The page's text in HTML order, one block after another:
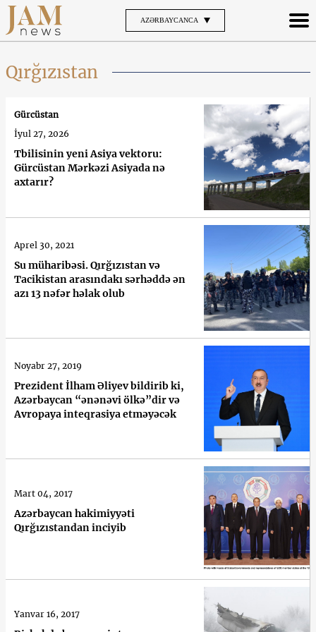
AZƏRBAYCANCA
Qırğızıstan
Tbilisinin yeni Asiya vektoru:
Gürcüstan Mərkəzi Asiyada nə
axtarır?
Gürcüstan
İyul 27, 2026
Su müharibəsi. Qırğızıstan və
Tacikistan arasındakı sərhəddə ən
azı 13 nəfər həlak olub
Aprel 30, 2021
Prezident İlham Əliyev bildirib ki,
Azərbaycan “ənənəvi ölkə”dir və
Avropaya inteqrasiya etməyəcək
Noyabr 27, 2019
Azərbaycan hakimiyyəti
Qırğızıstandan inciyib
Mart 04, 2017
Yanvar 16, 2017